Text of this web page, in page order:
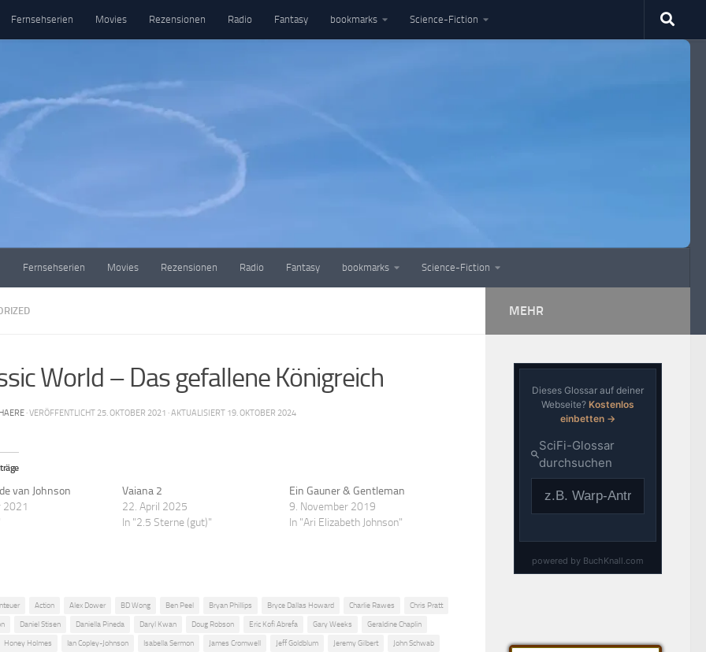
Fernsehserien Movies Rezensionen Radio Fantasy bookmarks Science-Fiction
Fernsehserien Movies Rezensionen Radio Fantasy bookmarks Science-Fiction
World – Das gefallene Königreich
· VERÖFFENTLICHT 25. OKTOBER 2021 · AKTUALISIERT 19. OKTOBER 2024
van Johnson
2021
Vaiana 2
22. April 2025
In "2.5 Sterne (gut)"
Ein Gauner & Gentleman
9. November 2019
In "Ari Elizabeth Johnson"
Action Alex Dower BD Wong Ben Peel Bryan Phillips Bryce Dallas Howard Charlie Rawes Chris Pratt
Daniel Stisen Daniella Pineda Daryl Kwan Doug Robson Eric Kofi Abrefa Gary Weeks Geraldine Chaplin
Honey Holmes Ian Copley-Johnson Isabella Sermon James Cromwell Jeff Goldblum Jeremy Gilbert John Schwab
MEHR